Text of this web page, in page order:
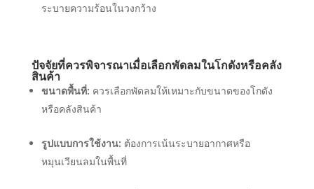
ระบายความร้อนในวงกว้าง
ปัจจัยที่ควรพิจารณาเมื่อเลือกพัดลมในโกดังหรือคลัง
สินค้า
ขนาดพื้นที่: ควรเลือกพัดลมให้เหมาะกับขนาดของโกดัง
หรือคลังสินค้า
รูปแบบการใช้งาน: ต้องการเน้นระบายอากาศหรือ
หมุนเวียนลมในพื้นที่